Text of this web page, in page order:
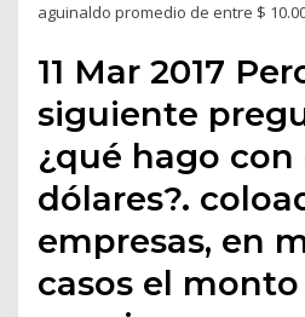
aguinaldo promedio de entre $
11 Mar 2017
siguiente
¿qué hago con
dólares?.
empresas, en
casos el